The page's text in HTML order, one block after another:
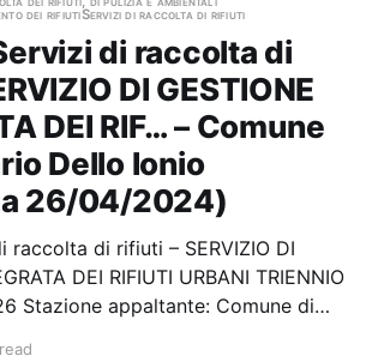
dei rifiutiServizi di raccolta di rifiuti
di raccolta di
DI GESTIONE
DEI RIF… – Comune
Dello Ionio
26/04/2024)
raccolta di rifiuti – SERVIZIO DI
DEI RIFIUTI URBANI TRIENNIO
Stazione appaltante: Comune di